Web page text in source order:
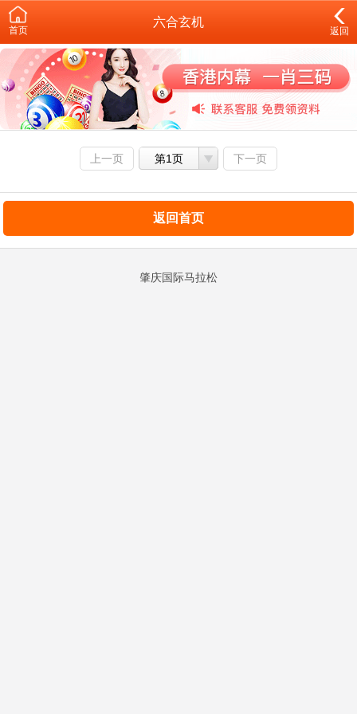
首页
六合玄机
返回
上一页 第1页 下一页
返回首页
肇庆国际马拉松